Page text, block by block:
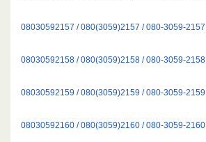
08030592157 / 080(3059)2157 / 080-3059-2157
08030592158 / 080(3059)2158 / 080-3059-2158
08030592159 / 080(3059)2159 / 080-3059-2159
08030592160 / 080(3059)2160 / 080-3059-2160